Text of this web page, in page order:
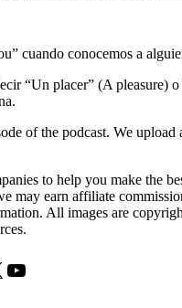
cuando conocemos a
“Un placer” (A pleasure)
of the podcast. We
to help you make the
earn affiliate
All images are
YouTube